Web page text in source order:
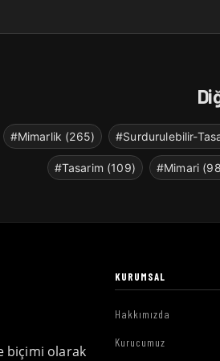
#Mimarlik (265) #Surdurulebilir-
#Tasarim (109) #Mimari
biçimi olarak
KURUMSAL
Hakkımızda
Kurucumuz